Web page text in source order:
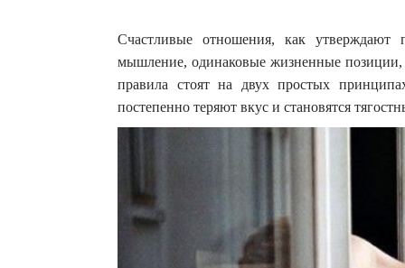
Счастливые отношения, как утверждают
мышление, одинаковые жизненные позиции,
правила стоят на двух простых
постепенно теряют вкус и становятся